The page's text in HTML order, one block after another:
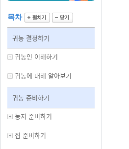
목차
귀농 결정하기
귀농인 이해하기
귀농에 대해 알아보기
귀농 준비하기
농지 준비하기
집 준비하기